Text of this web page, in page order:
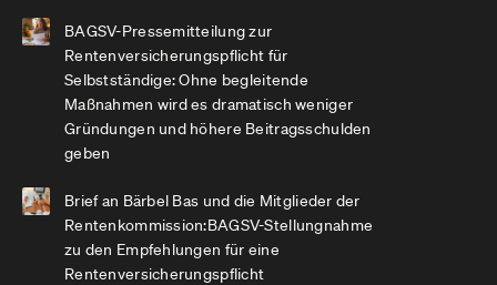
BAGSV-Pressemitteilung zur
Rentenversicherungspflicht für
Selbstständige: Ohne begleitende
Maßnahmen wird es dramatisch weniger
Gründungen und höhere Beitragsschulden
geben
Brief an Bärbel Bas und die Mitglieder der
Rentenkommission:BAGSV-Stellungnahme
zu den Empfehlungen für eine
Rentenversicherungspflicht